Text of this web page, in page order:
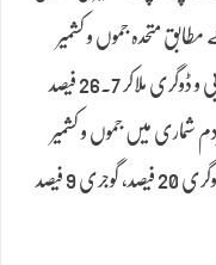
کے مطابق متحدہ جموں و کشمیر
میں کشمیری بولنے والی آبادی 38.5 فیصد، پنجابی و ڈوگری ملاکر 26.7 فیصد
2011 میں ہوئی مردم شماری میں جموں و کشمیر
میں کشمیری زبان بولنے والی آبادی 53 فیصد، ڈوگری 20 فیصد، گوجری 9 فیصد